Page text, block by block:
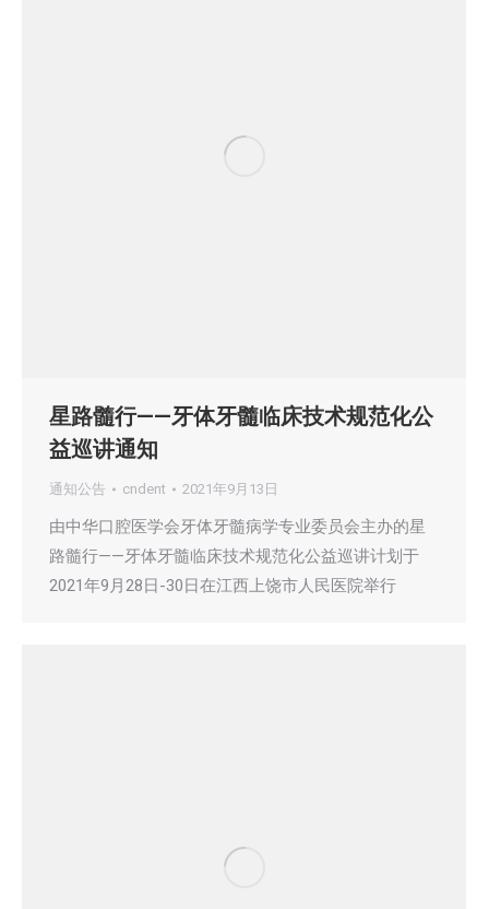
星路髓行——牙体牙髓临床技术规范化公
益巡讲通知
通知公告 cndent 2021年9月13日
由中华口腔医学会牙体牙髓病学专业委员会主办的星
路髓行——牙体牙髓临床技术规范化公益巡讲计划于
2021年9月28日-30日在江西上饶市人民医院举行